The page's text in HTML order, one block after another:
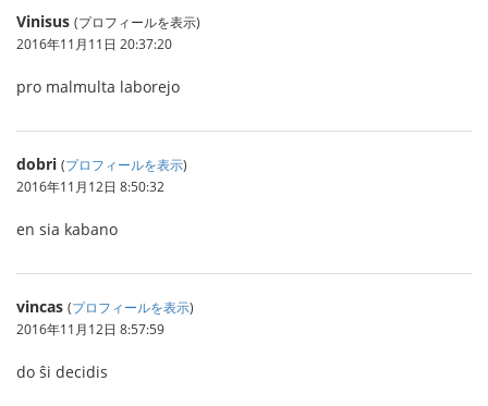
Vinisus (プロフィールを表示)
2016年11月11日 20:37:20
pro malmulta laborejo
dobri (プロフィールを表示)
2016年11月12日 8:50:32
en sia kabano
vincas (プロフィールを表示)
2016年11月12日 8:57:59
do ŝi decidis